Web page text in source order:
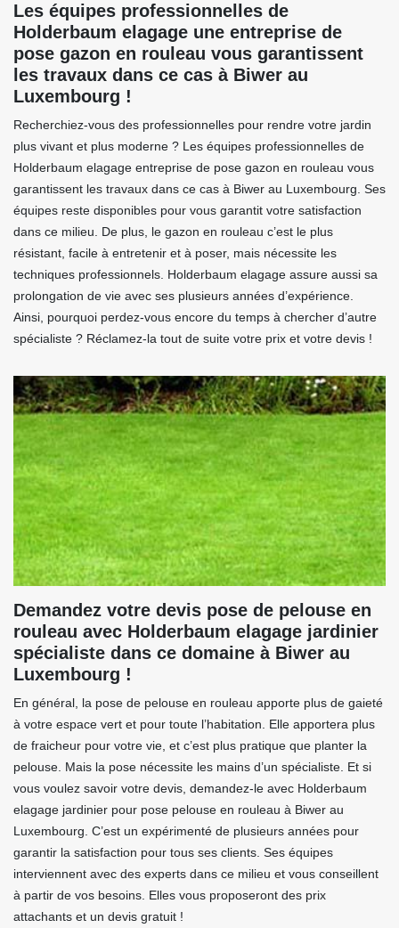
Les équipes professionnelles de
Holderbaum elagage une entreprise de
pose gazon en rouleau vous garantissent
les travaux dans ce cas à Biwer au
Luxembourg !
Recherchiez-vous des professionnelles pour rendre votre jardin
plus vivant et plus moderne ? Les équipes professionnelles de
Holderbaum elagage entreprise de pose gazon en rouleau vous
garantissent les travaux dans ce cas à Biwer au Luxembourg. Ses
équipes reste disponibles pour vous garantit votre satisfaction
dans ce milieu. De plus, le gazon en rouleau c’est le plus
résistant, facile à entretenir et à poser, mais nécessite les
techniques professionnels. Holderbaum elagage assure aussi sa
prolongation de vie avec ses plusieurs années d’expérience.
Ainsi, pourquoi perdez-vous encore du temps à chercher d’autre
spécialiste ? Réclamez-la tout de suite votre prix et votre devis !
Demandez votre devis pose de pelouse en
rouleau avec Holderbaum elagage jardinier
spécialiste dans ce domaine à Biwer au
Luxembourg !
En général, la pose de pelouse en rouleau apporte plus de gaieté
à votre espace vert et pour toute l’habitation. Elle apportera plus
de fraicheur pour votre vie, et c’est plus pratique que planter la
pelouse. Mais la pose nécessite les mains d’un spécialiste. Et si
vous voulez savoir votre devis, demandez-le avec Holderbaum
elagage jardinier pour pose pelouse en rouleau à Biwer au
Luxembourg. C’est un expérimenté de plusieurs années pour
garantir la satisfaction pour tous ses clients. Ses équipes
interviennent avec des experts dans ce milieu et vous conseillent
à partir de vos besoins. Elles vous proposeront des prix
attachants et un devis gratuit !